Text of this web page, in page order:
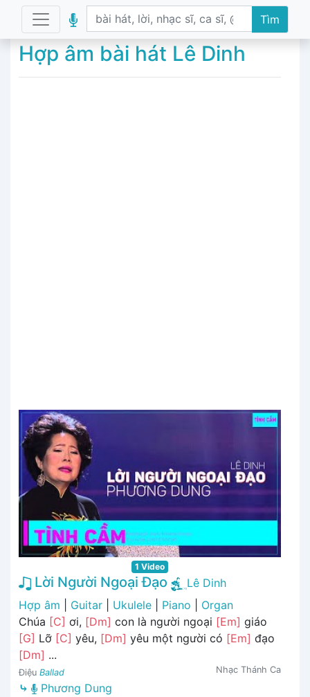
Tìm
Hợp âm bài hát Lê Dinh
1 Video
Lời Người Ngoại Đạo
Lê Dinh
Hợp âm
Guitar Ukulele Piano
Organ
Chúa [C] ơi, [Dm] con là người ngoại [Em] giáo
[G] Lỡ [C] yêu, [Dm] yêu một người có [Em] đạo
[Dm] ...
Điệu Ballad Nhạc Thánh Ca
⤷ Phương Dung